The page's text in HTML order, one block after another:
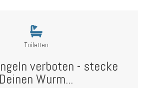
Toiletten
verboten - stecke
Deinen Wurm...